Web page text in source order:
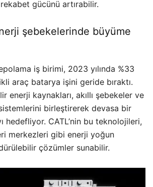
gücünü artırabilir.
şebekelerinde büyüme
iş birimi, 2023 yılında %33
araç batarya işini geride bıraktı.
enerji kaynakları, akıllı şebekeler ve
birleştirerek devasa bir
hedefliyor. CATL’nin bu teknolojileri,
merkezleri gibi enerji yoğun
çözümler sunabilir.